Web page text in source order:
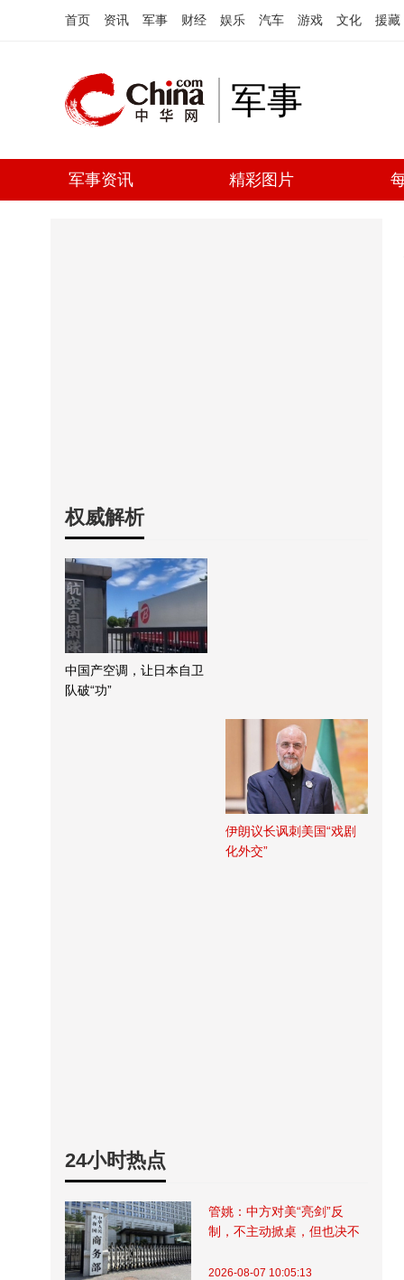
首页 资讯 军事 财经 娱乐 汽车 游戏 文化 援藏
军事
军事资讯 精彩图片
权威解析
中国产空调，让日本自卫
队破“功”
伊朗议长讽刺美国“戏剧
化外交”
24小时热点
管姚：中方对美“亮剑”反
制，不主动掀桌，但也决不
2026-08-07 10:05:13